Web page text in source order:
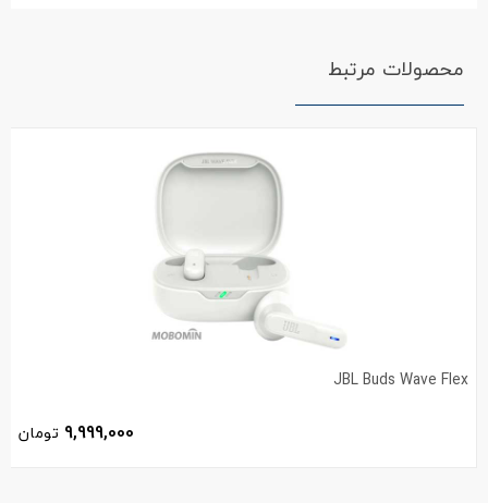
محصولات مرتبط
JBL Buds Wave Flex
9,999,000 تومان